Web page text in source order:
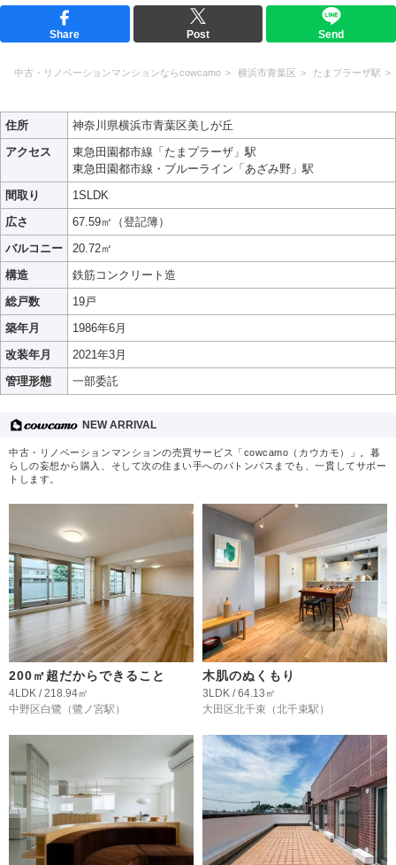
Share Post Send
中古・リノベーションマンションならcowcamo 横浜市青葉区 たまプラーザ駅
住所
神奈川県横浜市青葉区美しが丘
アクセス
東急田園都市線「たまプラーザ」駅
東急田園都市線・ブルーライン「あざみ野」駅
間取り
1SLDK
広さ
67.59㎡（登記簿）
バルコニー
20.72㎡
構造
鉄筋コンクリート造
総戸数
19戸
築年月
1986年6月
改装年月
2021年3月
管理形態
一部委託
NEW ARRIVAL
中古・リノベーションマンションの売買サービス「cowcamo（カウカモ）」。暮
らしの妄想から購入、そして次の住まい手へのバトンパスまでも、一貫してサポー
トします。
200㎡超だからできること
4LDK / 218.94㎡
中野区白鷺 （鷺ノ宮駅）
木肌のぬくもり
3LDK / 64.13㎡
大田区北千束 （北千束駅）